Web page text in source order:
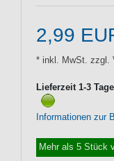
2,99
* inkl. MwSt. zzgl.
Lieferzeit 1-3
Informationen zur
Mehr als 5 Stück